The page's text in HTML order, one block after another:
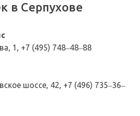
в Серпухове
1, +7 (495) 748‒48‒88
шоссе, 42, +7 (496) 735‒36‒